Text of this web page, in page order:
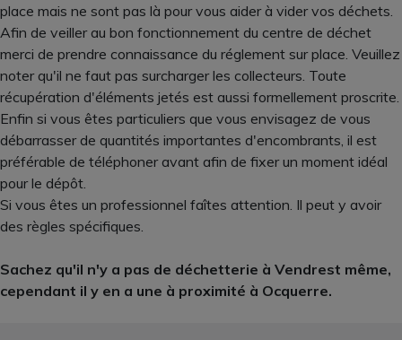
place mais ne sont pas là pour vous aider à vider vos déchets.
Afin de veiller au bon fonctionnement du centre de déchet
merci de prendre connaissance du réglement sur place. Veuillez
noter qu'il ne faut pas surcharger les collecteurs. Toute
récupération d'éléments jetés est aussi formellement proscrite.
Enfin si vous êtes particuliers que vous envisagez de vous
débarrasser de quantités importantes d'encombrants, il est
préférable de téléphoner avant afin de fixer un moment idéal
pour le dépôt.
Si vous êtes un professionnel faîtes attention. Il peut y avoir
des règles spécifiques.
Sachez qu'il n'y a pas de déchetterie à Vendrest même,
cependant il y en a une à proximité à Ocquerre.